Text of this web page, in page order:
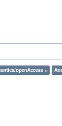
openAccess ×